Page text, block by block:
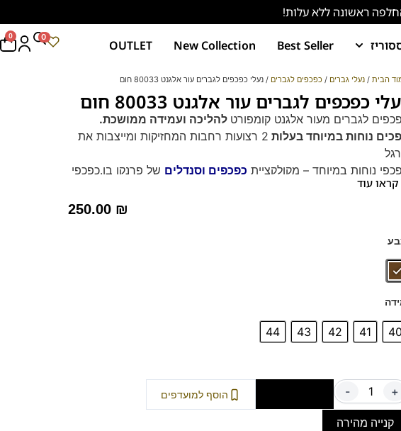
Best Seller
New Collection
OUTLET
0 0
הבית / נעלי גברים / כפכפים לגברים / נעלי כפכפים לגברים עור אלגנט 80033 חום
כפכפים לגברים עור אלגנט 80033 חום
לגברים מעור אלגנט קומפורט להליכה ועמידה ממושכת.
נוחות במיוחד בעלות
2 רצועות רחבות המחזיקות ומייצבות את
נוחות במיוחד – מקולקציית כפכפים וסנדלים של פרנקו בן.כפכפי
מעור איכותי בגוון חום אלגנטי. עיצוב קלאסי עם שתי רצועות
מתכווננות ואבזמים, אידיאליים למראה יום-יומי אלגנטי ונינוח.
עוד
250.00 ₪
40
41
42
43
44
- + הוסף למועדפים
קנייה מהירה